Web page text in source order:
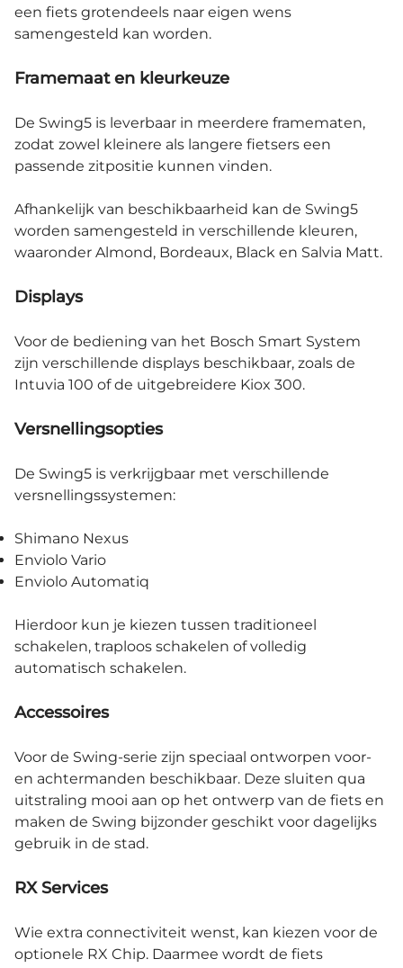
een fiets grotendeels naar eigen wens
samengesteld kan worden.
Framemaat en kleurkeuze
De Swing5 is leverbaar in meerdere framematen,
zodat zowel kleinere als langere fietsers een
passende zitpositie kunnen vinden.
Afhankelijk van beschikbaarheid kan de Swing5
worden samengesteld in verschillende kleuren,
waaronder Almond, Bordeaux, Black en Salvia Matt.
Displays
Voor de bediening van het Bosch Smart System
zijn verschillende displays beschikbaar, zoals de
Intuvia 100 of de uitgebreidere Kiox 300.
Versnellingsopties
De Swing5 is verkrijgbaar met verschillende
versnellingssystemen:
Shimano Nexus
Enviolo Vario
Enviolo Automatiq
Hierdoor kun je kiezen tussen traditioneel
schakelen, traploos schakelen of volledig
automatisch schakelen.
Accessoires
Voor de Swing-serie zijn speciaal ontworpen voor-
en achtermanden beschikbaar. Deze sluiten qua
uitstraling mooi aan op het ontwerp van de fiets en
maken de Swing bijzonder geschikt voor dagelijks
gebruik in de stad.
RX Services
Wie extra connectiviteit wenst, kan kiezen voor de
optionele RX Chip. Daarmee wordt de fiets